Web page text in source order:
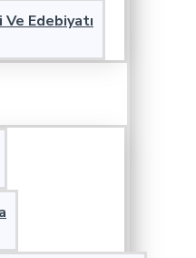
Edebiyatı